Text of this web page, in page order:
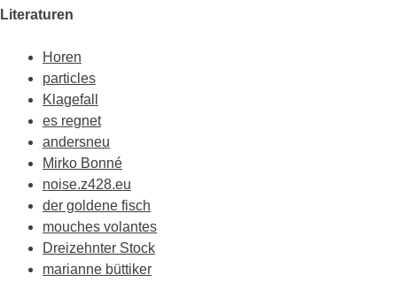
Literaturen
Horen
particles
Klagefall
es regnet
andersneu
Mirko Bonné
noise.z428.eu
der goldene fisch
mouches volantes
Dreizehnter Stock
marianne büttiker